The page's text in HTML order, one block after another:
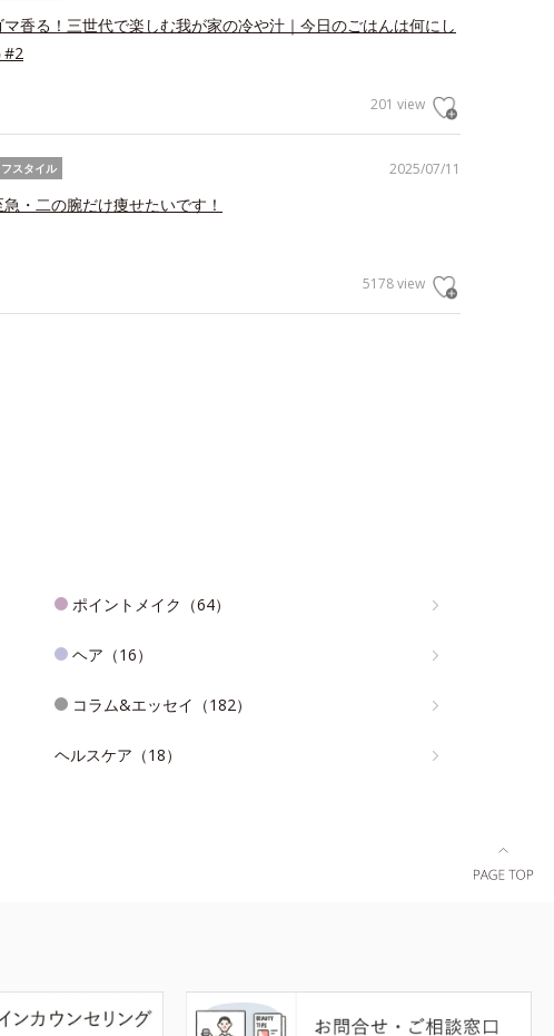
マ香る！三世代で楽しむ我が家の冷や汁｜今日のごはんは何にし
#2
201 view
2025/07/11
スタイル
急・二の腕だけ痩せたいです！
5178 view
ポイントメイク（64）
ヘア（16）
コラム&エッセイ（182）
ヘルスケア（18）